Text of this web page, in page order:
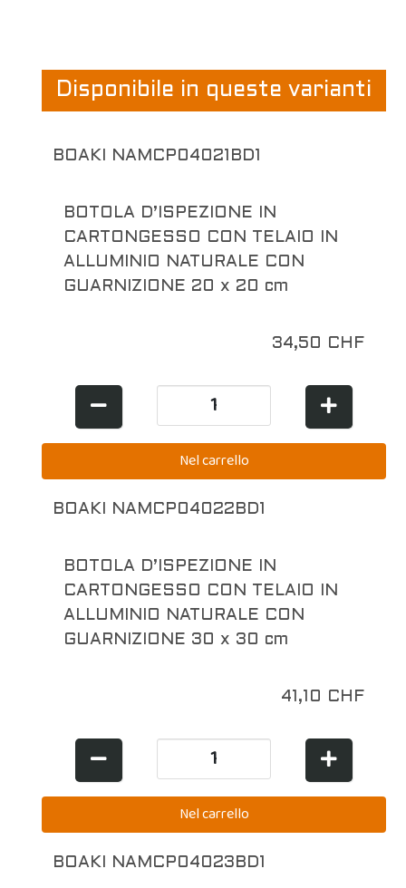
Disponibile in queste varianti
BOAKI NAMCP04021BD1
BOTOLA D’ISPEZIONE IN
CARTONGESSO CON TELAIO IN
ALLUMINIO NATURALE CON
GUARNIZIONE 20 x 20 cm
34,50 CHF
BOAKI NAMCP04022BD1
BOTOLA D’ISPEZIONE IN
CARTONGESSO CON TELAIO IN
ALLUMINIO NATURALE CON
GUARNIZIONE 30 x 30 cm
41,10 CHF
BOAKI NAMCP04023BD1